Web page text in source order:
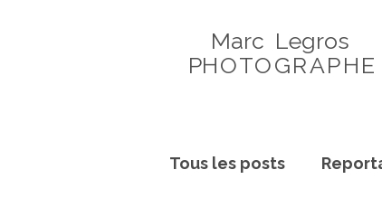
Marc Legros
PHOTOGRAPHE
Tous les posts